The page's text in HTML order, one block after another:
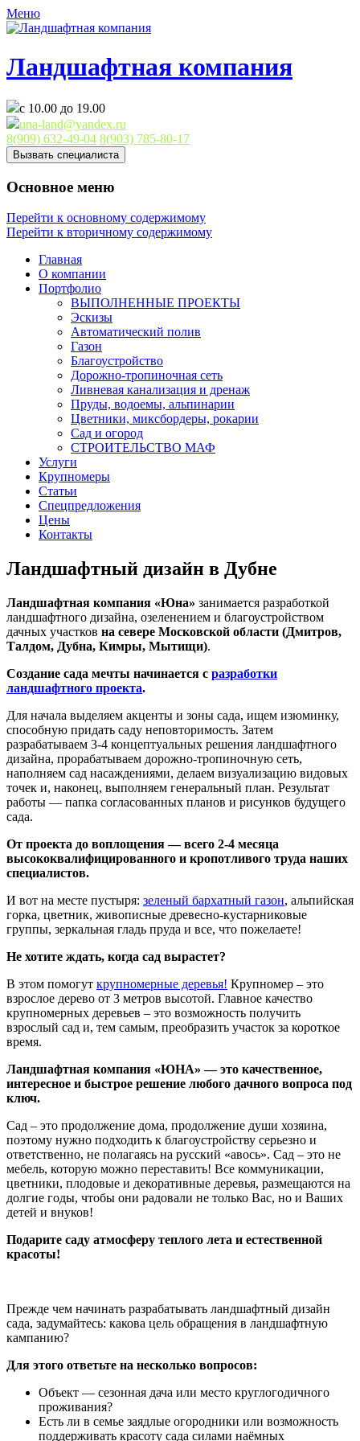
Меню
Ландшафтная компания
с 10.00 до 19.00
una-land@yandex.ru
8(909) 632-49-04 8(903) 785-80-17
Вызвать специалиста
Основное меню
Перейти к основному содержимому
Перейти к вторичному содержимому
Главная
О компании
Портфолио
ВЫПОЛНЕННЫЕ ПРОЕКТЫ
Эскизы
Автоматический полив
Газон
Благоустройство
Дорожно-тропиночная сеть
Ливневая канализация и дренаж
Пруды, водоемы, альпинарии
Цветники, миксбордеры, рокарии
Сад и огород
СТРОИТЕЛЬСТВО МАФ
Услуги
Крупномеры
Статьи
Спецпредложения
Цены
Контакты
Ландшафтный дизайн в Дубне
Ландшафтная компания «Юна» занимается разработкой
ландшафтного дизайна, озеленением и благоустройством
дачных участков на севере Московской области (Дмитров,
Талдом, Дубна, Кимры, Мытищи).
Создание сада мечты начинается с разработки
ландшафтного проекта.
Для начала выделяем акценты и зоны сада, ищем изюминку,
способную придать саду неповторимость. Затем
разрабатываем 3-4 концептуальных решения ландшафтного
дизайна, прорабатываем дорожно-тропиночную сеть,
наполняем сад насаждениями, делаем визуализацию видовых
точек и, наконец, выполняем генеральный план. Результат
работы — папка согласованных планов и рисунков будущего
сада.
От проекта до воплощения — всего 2-4 месяца
высококвалифицированного и кропотливого труда наших
специалистов.
И вот на месте пустыря: зеленый бархатный газон, альпийская
горка, цветник, живописные древесно-кустарниковые
группы, зеркальная гладь пруда и все, что пожелаете!
Не хотите ждать, когда сад вырастет?
В этом помогут крупномерные деревья! Крупномер – это
взрослое дерево от 3 метров высотой. Главное качество
крупномерных деревьев – это возможность получить
взрослый сад и, тем самым, преобразить участок за короткое
время.
Ландшафтная компания «ЮНА» — это качественное,
интересное и быстрое решение любого дачного вопроса под
ключ.
Сад – это продолжение дома, продолжение души хозяина,
поэтому нужно подходить к благоустройству серьезно и
ответственно, не полагаясь на русский «авось». Сад – это не
мебель, которую можно переставить! Все коммуникации,
цветники, плодовые и декоративные деревья, размещаются на
долгие годы, чтобы они радовали не только Вас, но и Ваших
детей и внуков!
Подарите саду атмосферу теплого лета и естественной
красоты!
Прежде чем начинать разрабатывать ландшафтный дизайн
сада, задумайтесь: какова цель обращения в ландшафтную
кампанию?
Для этого ответьте на несколько вопросов:
Объект — сезонная дача или место круглогодичного
проживания?
Есть ли в семье заядлые огородники или возможность
поддерживать красоту сада силами наёмных